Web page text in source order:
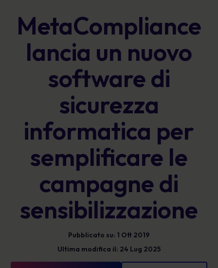
MetaCompliance
lancia un nuovo
software di
sicurezza
informatica per
semplificare le
campagne di
sensibilizzazione
Pubblicato su: 1 Ott 2019
Ultima modifica il: 24 Lug 2025